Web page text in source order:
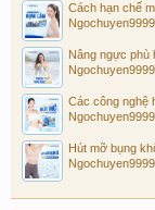
Cách hạn chế
Ngochuyen9999
Nâng ngực phù
Ngochuyen9999
Các công nghệ
Ngochuyen9999
Hút mỡ bụng
Ngochuyen9999